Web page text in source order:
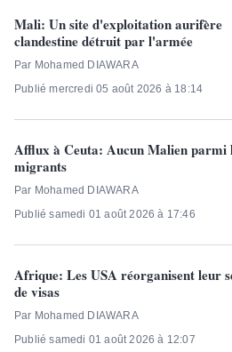
Mali: Un site d'exploitation aurifère
clandestine détruit par l'armée
Par Mohamed DIAWARA
Publié mercredi 05 août 2026 à 18:14
Afflux à Ceuta: Aucun Malien parmi
migrants
Par Mohamed DIAWARA
Publié samedi 01 août 2026 à 17:46
Afrique: Les USA réorganisent leur
de visas
Par Mohamed DIAWARA
Publié samedi 01 août 2026 à 12:07